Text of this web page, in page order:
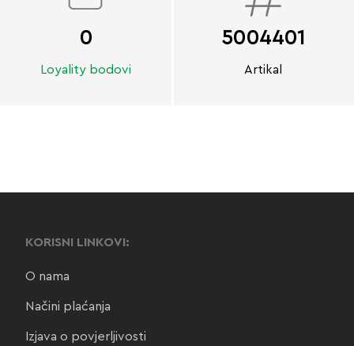
0
Loyality bodovi
5004401
Artikal
KORISNI LINKOVI:
O nama
Načini plaćanja
Izjava o povjerljivosti